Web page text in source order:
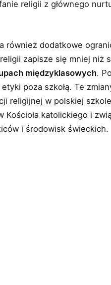
religii z głównego
również dodatkowe
zapisze się mniej niż
międzyklasowych.
poza szkołą. Te
religijnej w polskiej
Kościoła katolickiego i
i środowisk świeckich.